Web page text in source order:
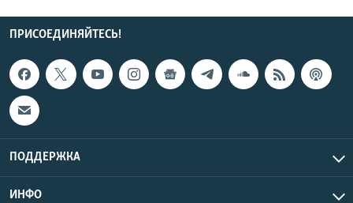
ПРИСОЕДИНЯЙТЕСЬ!
ПОДДЕРЖКА
ИНФО